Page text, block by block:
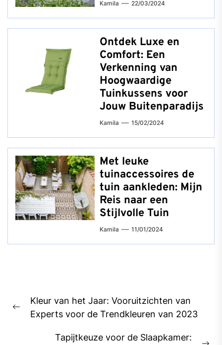
Kamila 22/03/2024
Ontdek Luxe en
Comfort: Een
Verkenning van
Hoogwaardige
Tuinkussens voor
Jouw Buitenparadijs
Kamila 15/02/2024
Met leuke
tuinaccessoires de
tuin aankleden: Mijn
Reis naar een
Stijlvolle Tuin
Kamila 11/01/2024
navigatie
Previous
Kleur van het Jaar: Vooruitzichten van
Experts voor de Trendkleuren van 2023
Tapijtkeuze voor de Slaapkamer: